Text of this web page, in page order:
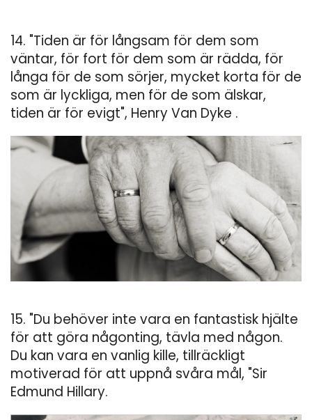
14. "Tiden är för långsam för dem som
väntar, för fort för dem som är rädda, för
långa för de som sörjer, mycket korta för de
som är lyckliga, men för de som älskar,
tiden är för evigt", Henry Van Dyke .
15. "Du behöver inte vara en fantastisk hjälte
för att göra någonting, tävla med någon.
Du kan vara en vanlig kille, tillräckligt
motiverad för att uppnå svåra mål, "Sir
Edmund Hillary.